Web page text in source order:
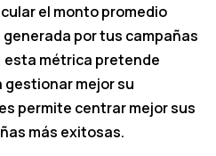
el monto promedio
por tus campañas
esta métrica pretende
gestionar mejor su
permite centrar mejor sus
más exitosas.